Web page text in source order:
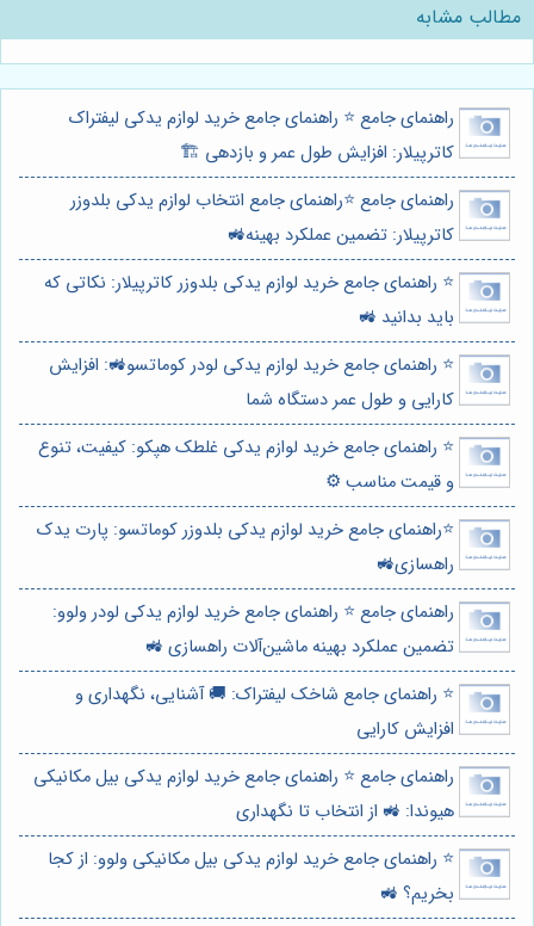
مطالب مشابه
راهنمای جامع ⭐️ راهنمای جامع خرید لوازم یدکی لیفتراک
کاترپیلار: افزایش طول عمر و بازدهی 🏗️
راهنمای جامع ⭐️راهنمای جامع انتخاب لوازم یدکی بلدوزر
کاترپیلار: تضمین عملکرد بهینه🚜
⭐️ راهنمای جامع خرید لوازم یدکی بلدوزر کاترپیلار: نکاتی که
باید بدانید 🚜
⭐️ راهنمای جامع خرید لوازم یدکی لودر کوماتسو🚜: افزایش
کارایی و طول عمر دستگاه شما
⭐️ راهنمای جامع خرید لوازم یدکی غلطک هپکو: کیفیت، تنوع
و قیمت مناسب ⚙️
⭐️راهنمای جامع خرید لوازم یدکی بلدوزر کوماتسو: پارت یدک
راهسازی🚜
راهنمای جامع ⭐️ راهنمای جامع خرید لوازم یدکی لودر ولوو:
تضمین عملکرد بهینه ماشین‌آلات راهسازی 🚜
⭐️ راهنمای جامع شاخک لیفتراک: 🚚 آشنایی، نگهداری و
افزایش کارایی
راهنمای جامع ⭐️ راهنمای جامع خرید لوازم یدکی بیل مکانیکی
هیوندا: 🚜 از انتخاب تا نگهداری
⭐️ راهنمای جامع خرید لوازم یدکی بیل مکانیکی ولوو: از کجا
بخریم؟ 🚜